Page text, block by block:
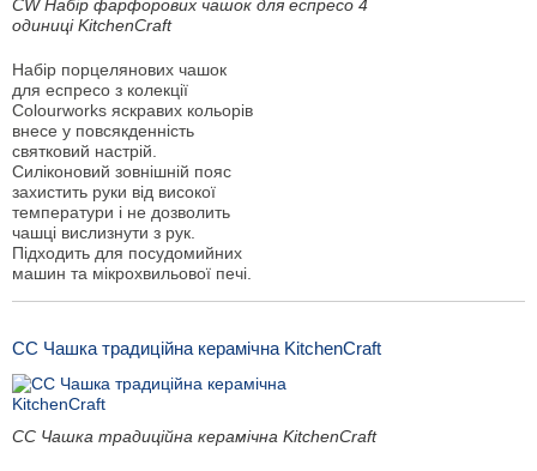
CW Набір фарфорових чашок для еспресо 4
одиниці KitchenCraft
Набір порцелянових чашок
для еспресо з колекції
Colourworks яскравих кольорів
внесе у повсякденність
святковий настрій.
Силіконовий зовнішній пояс
захистить руки від високої
температури і не дозволить
чашці вислизнути з рук.
Підходить для посудомийних
машин та мікрохвильової печі.
CC Чашка традиційна керамічна KitchenCraft
CC Чашка традиційна керамічна KitchenCraft